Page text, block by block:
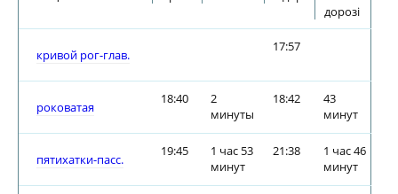
дорозі
кривой рог-глав.
17:57
роковатая
18:40
2
минуты
18:42
43
минут
пятихатки-пасс.
19:45
1 час 53
минут
21:38
1 час 46
минут